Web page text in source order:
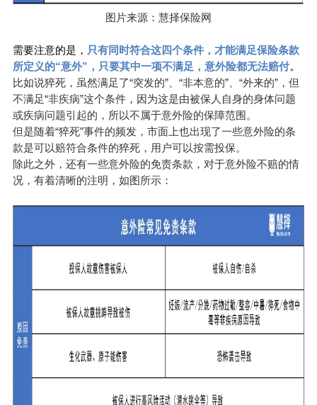
图片来源：慧择保险网
需要注意的是， 只有同时符合这四个条件，才能满足保险条款
所定义的“意外”，只要其中一项不满足，意外险都无法赔付。
比如说猝死，虽然满足了“突发的”、“非本意的”、“外来的”，但
不满足“非疾病”这个条件，因为这是由被保人自身的身体问题
或疾病问题引起的，所以不属于意外险的保障范围。
但是随着“猝死”事件的频发，市面上也出现了一些意外险的条
款是可以赔符合条件的猝死，用户可以按需投保。
除此之外，还有一些意外险的免责条款，对于意外险不赔的情
况，有着清晰的注明，如图所示：